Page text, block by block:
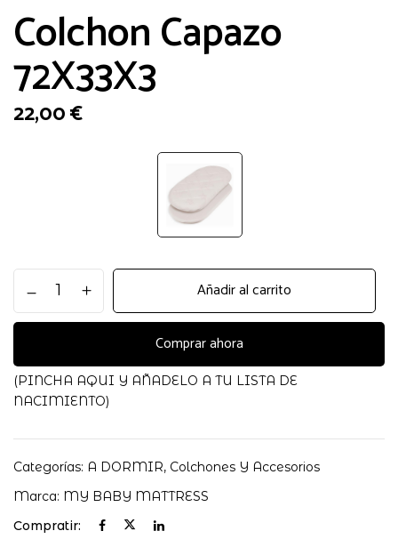
Colchon Capazo
72X33X3
22,00€
Capazo
72X33X3
Añadir al carrito
Comprar ahora
(PINCHA AQUI Y AÑADELO A TU LISTA DE
NACIMIENTO)
Categorías: A DORMIR, Colchones Y Accesorios
Marca: MY BABY MATTRESS
Compratir: